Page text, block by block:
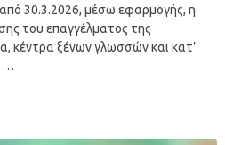
30.3.2026, μέσω εφαρμογής, η
του επαγγέλματος της
κέντρα ξένων γλωσσών και κατ’
…